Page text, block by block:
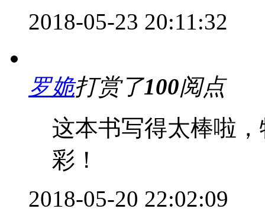
2018-05-23 20:11:32
罗姽打赏了100阅点
这本书写得太棒啦
彩！
2018-05-20 22:02:09